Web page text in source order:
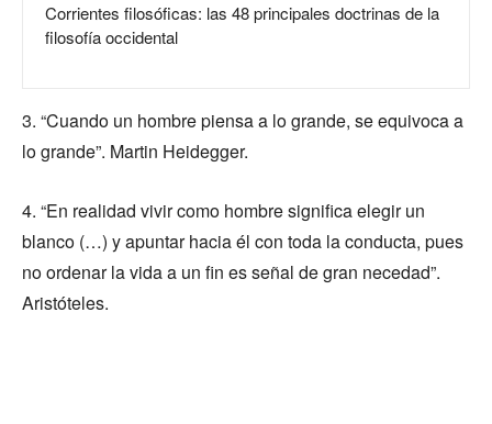
Corrientes filosóficas: las 48 principales doctrinas de la
filosofía occidental
3. “Cuando un hombre piensa a lo grande, se equivoca a
lo grande”. Martin Heidegger.
4. “En realidad vivir como hombre significa elegir un
blanco (…) y apuntar hacia él con toda la conducta, pues
no ordenar la vida a un fin es señal de gran necedad”.
Aristóteles.